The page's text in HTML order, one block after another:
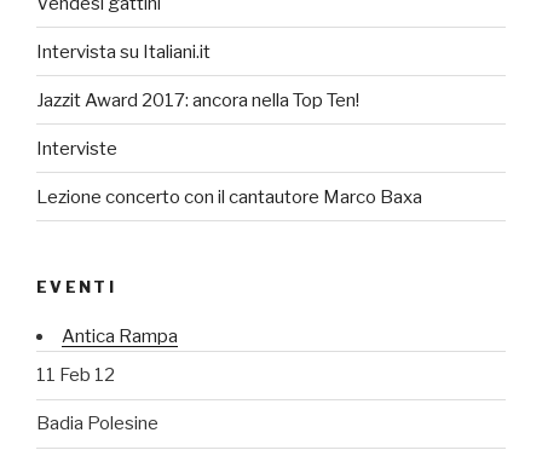
Intervista su Italiani.it
Jazzit Award 2017: ancora nella Top Ten!
Interviste
Lezione concerto con il cantautore Marco Baxa
EVENTI
Antica Rampa
11 Feb 12
Badia Polesine